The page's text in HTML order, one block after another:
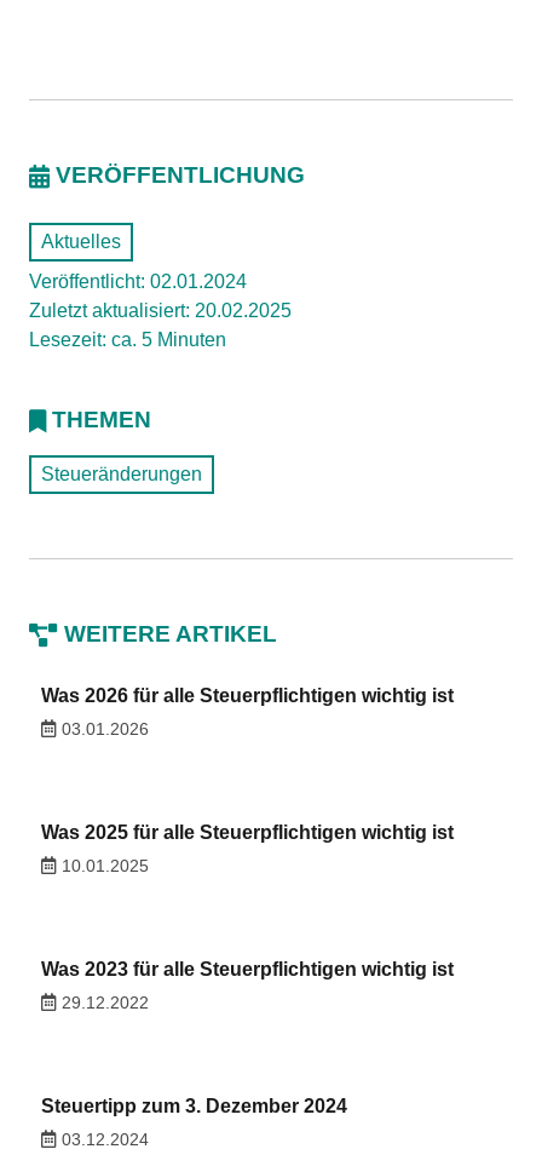
VERÖFFENTLICHUNG
Aktuelles
Veröffentlicht: 02.01.2024
Zuletzt aktualisiert: 20.02.2025
Lesezeit: ca. 5 Minuten
THEMEN
Steueränderungen
WEITERE ARTIKEL
Was 2026 für alle Steuerpflichtigen wichtig ist
03.01.2026
Was 2025 für alle Steuerpflichtigen wichtig ist
10.01.2025
Was 2023 für alle Steuerpflichtigen wichtig ist
29.12.2022
Steuertipp zum 3. Dezember 2024
03.12.2024